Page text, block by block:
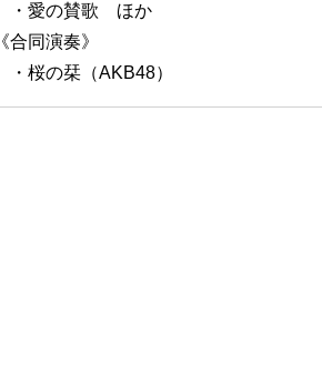
・愛の賛歌 ほか
《合同演奏》
・桜の栞（AKB48）